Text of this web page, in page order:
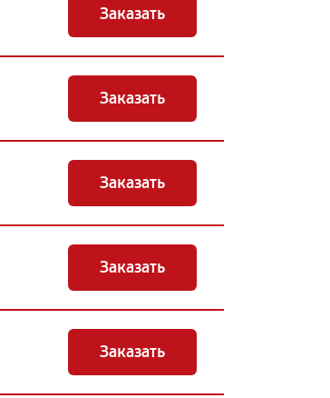
Заказать
Заказать
Заказать
Заказать
Заказать